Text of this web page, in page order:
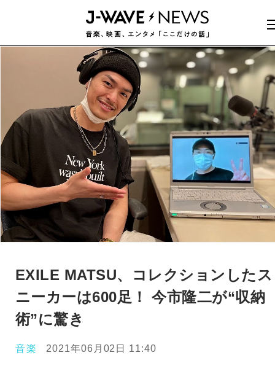
EXILE MATSU、コレクションしたス
ニーカーは600足！ 今市隆二が“収納
術”に驚き
音楽 2021年06月02日 11:40